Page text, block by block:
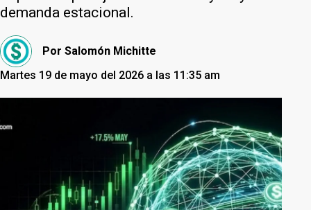
demanda estacional.
Por Salomón Michitte
Martes 19 de mayo del 2026 a las 11:35 am